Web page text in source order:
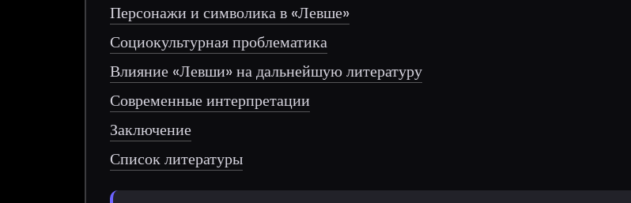
Персонажи и символика в «Левше»
Социокультурная проблематика
Влияние «Левши» на дальнейшую литературу
Современные интерпретации
Заключение
Список литературы